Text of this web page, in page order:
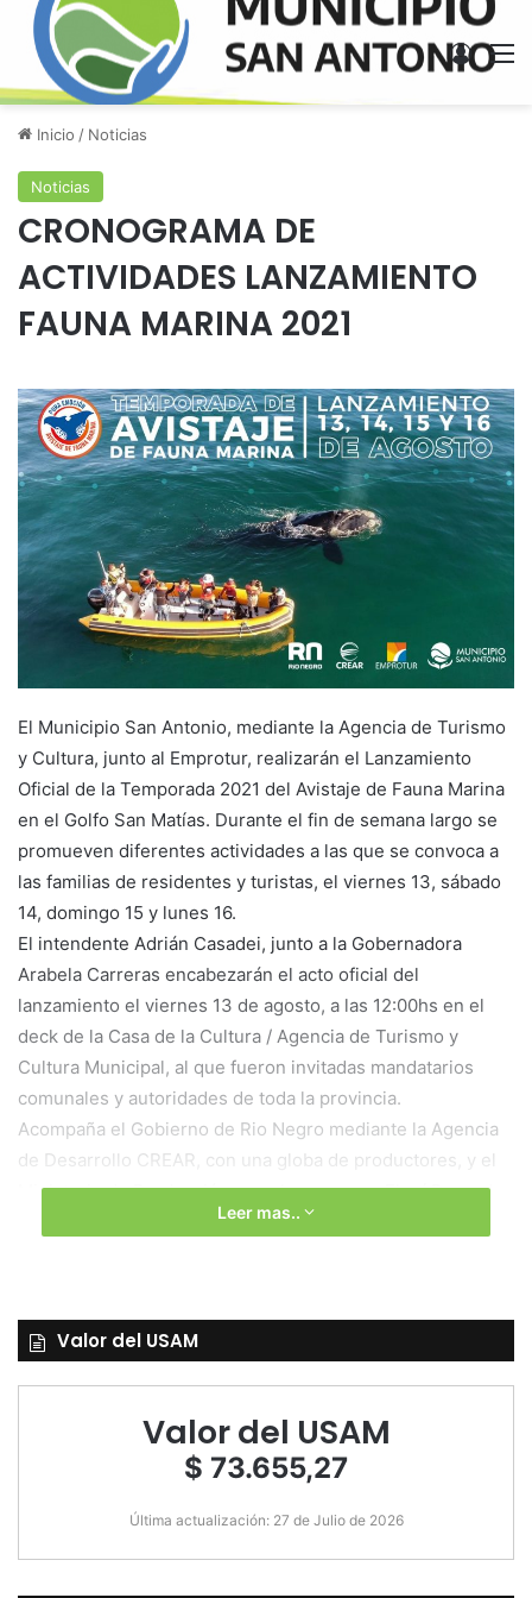
Inicio / Noticias
Noticias
CRONOGRAMA DE
ACTIVIDADES LANZAMIENTO
FAUNA MARINA 2021
El Municipio San Antonio, mediante la Agencia de Turismo
y Cultura, junto al Emprotur, realizarán el Lanzamiento
Oficial de la Temporada 2021 del Avistaje de Fauna Marina
en el Golfo San Matías. Durante el fin de semana largo se
promueven diferentes actividades a las que se convoca a
las familias de residentes y turistas, el viernes 13, sábado
14, domingo 15 y lunes 16.
El intendente Adrián Casadei, junto a la Gobernadora
Arabela Carreras encabezarán el acto oficial del
lanzamiento el viernes 13 de agosto, a las 12:00hs en el
deck de la Casa de la Cultura / Agencia de Turismo y
Cultura Municipal, al que fueron invitadas mandatarios
comunales y autoridades de toda la provincia.
Acompaña el Gobierno de Rio Negro mediante la Agencia
de Desarrollo CREAR, con una globa de productores, y el
Ministerio de Producción con el programa «Elegí Pescado.
12 HS. Acto Oficial Lanzamiento Temporada Avistaje de
Fauna Marina. Deck Agencia de Turismo/Casa de la Cultura
Teatro. Casa de la Historia y la Cultura del Bicentenario. 2º
09 a 16 HS. Elegí Pescado, Elegí Rio Negro. Subsecretaria
de Pesca de Rio Negro. Inmediaciones de la 3° Bajada. Las
Grutas.
Leer mas..
Valor del USAM
Valor del USAM
$ 73.655,27
Última actualización: 27 de Julio de 2026